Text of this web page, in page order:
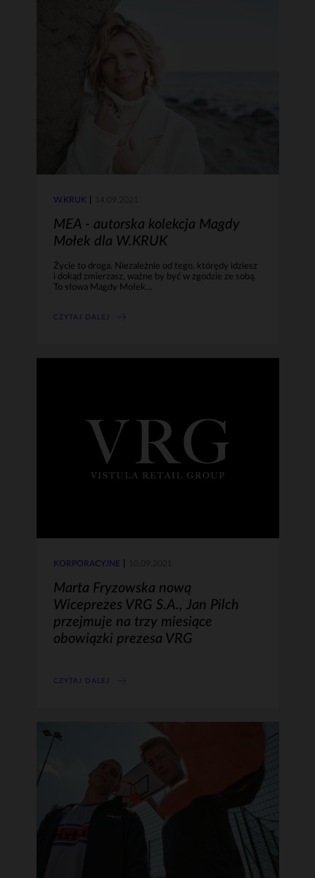
W.KRUK 14.09.2021
MEA - autorska kolekcja Magdy
Mołek dla W.KRUK
Życie to droga. Niezależnie od tego, którędy idziesz
i dokąd zmierzasz, ważne by być w zgodzie ze sobą.
To słowa Magdy Mołek...
CZYTAJ DALEJ
KORPORACYJNE 10.09.2021
Marta Fryzowska nową
Wiceprezes VRG S.A., Jan Pilch
przejmuje na trzy miesiące
obowiązki prezesa VRG
CZYTAJ DALEJ